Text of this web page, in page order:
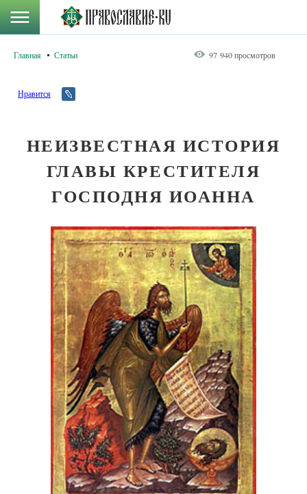
Главная Статьи 97 940 просмотров
Нравится
НЕИЗВЕСТНАЯ ИСТОРИЯ
ГЛАВЫ КРЕСТИТЕЛЯ
ГОСПОДНЯ ИОАННА